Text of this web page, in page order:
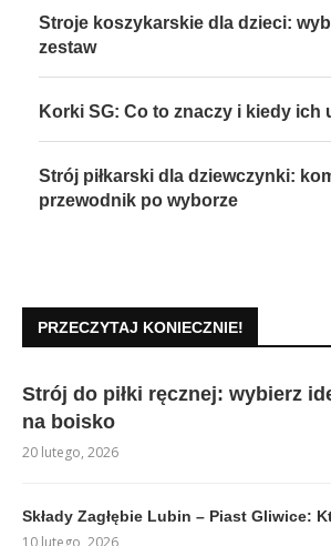
Stroje koszykarskie dla dzieci:
zestaw
Korki SG: Co to znaczy i kiedy ich
Strój piłkarski dla dziewczynki:
przewodnik po wyborze
PRZECZYTAJ KONIECZNIE!
Strój do piłki ręcznej: wybierz
na boisko
20 lutego, 2026
Składy Zagłębie Lubin – Piast Gliwice:
10 lutego, 2026